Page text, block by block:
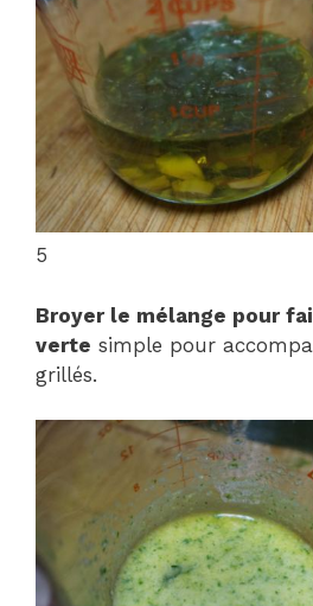
5
Broyer le mélange pour
verte simple pour
grillés.